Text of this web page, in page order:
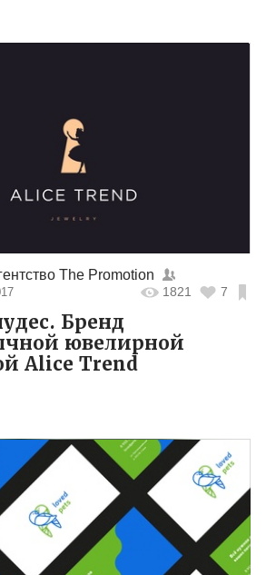
The Promotion
1821 7
Бренд
ювелирной
Alice Trend